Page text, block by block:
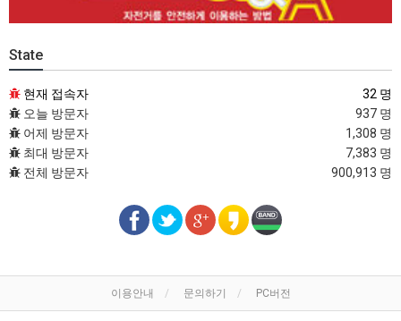
State
현재 접속자
32 명
오늘 방문자
937 명
어제 방문자
1,308 명
최대 방문자
7,383 명
전체 방문자
900,913 명
이용안내 문의하기 PC버전